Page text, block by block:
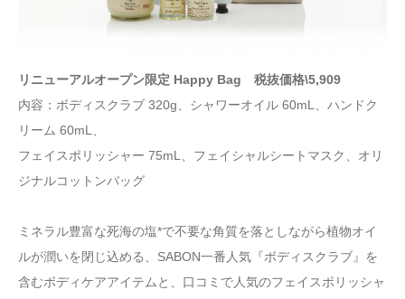
リニューアルオープン限定 Happy Bag
税抜価格\5,909
内容：ボディスクラブ 320g、シャワーオイル 60mL、ハンドク
リーム 60mL、
フェイスポリッシャー 75mL、フェイシャルシートマスク、オリ
ジナルコットンバッグ
ミネラル豊富な死海の塩*で不要な角質を落としながら植物オイ
ルが潤いを閉じ込める、SABON一番人気『ボディスクラブ』を
含むボディケアアイテムと、口コミで人気のフェイスポリッシャ